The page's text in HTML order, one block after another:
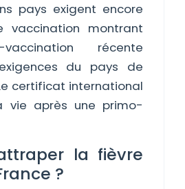
pays exigent encore
vaccination montrant
récente
du pays de
certificat international
vie après une primo-
la fièvre
?